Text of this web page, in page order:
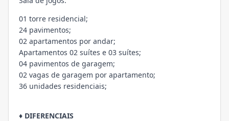
01 torre residencial;
24 pavimentos;
02 apartamentos por andar;
Apartamentos 02 suítes e 03 suítes;
04 pavimentos de garagem;
02 vagas de garagem por apartamento;
36 unidades residenciais;
♦ DIFERENCIAIS